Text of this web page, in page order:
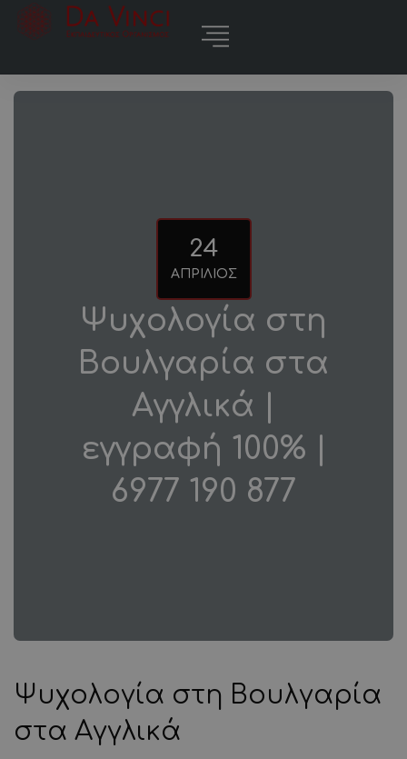
24
ΑΠΡΊΛΙΟΣ
Ψυχολογία στη
Βουλγαρία στα
Αγγλικά |
εγγραφή 100% |
6977 190 877
Ψυχολογία στη Βουλγαρία
στα Αγγλικά